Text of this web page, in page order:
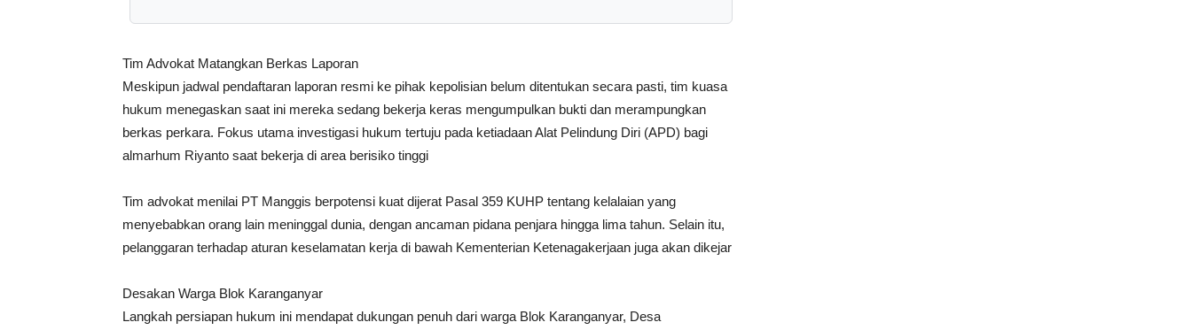
Tim Advokat Matangkan Berkas Laporan
Meskipun jadwal pendaftaran laporan resmi ke pihak kepolisian belum ditentukan secara pasti, tim kuasa
hukum menegaskan saat ini mereka sedang bekerja keras mengumpulkan bukti dan merampungkan
berkas perkara. Fokus utama investigasi hukum tertuju pada ketiadaan Alat Pelindung Diri (APD) bagi
almarhum Riyanto saat bekerja di area berisiko tinggi
Tim advokat menilai PT Manggis berpotensi kuat dijerat Pasal 359 KUHP tentang kelalaian yang
menyebabkan orang lain meninggal dunia, dengan ancaman pidana penjara hingga lima tahun. Selain itu,
pelanggaran terhadap aturan keselamatan kerja di bawah Kementerian Ketenagakerjaan juga akan dikejar
Desakan Warga Blok Karanganyar
Langkah persiapan hukum ini mendapat dukungan penuh dari warga Blok Karanganyar, Desa